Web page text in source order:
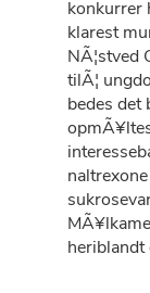
konkurrer
klarest
NÃ¦stved
tilÃ¦
bedes det
heriblandt